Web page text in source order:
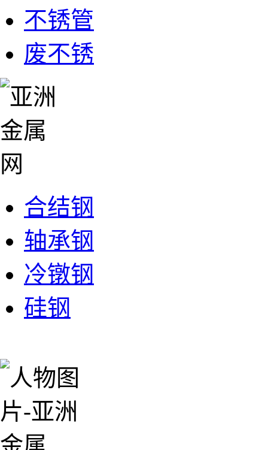
不锈管
废不锈
合结钢
轴承钢
冷镦钢
硅钢